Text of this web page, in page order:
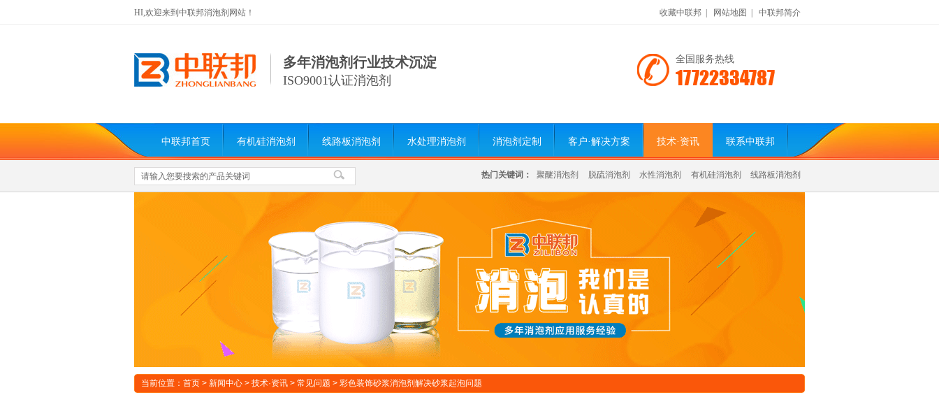
收藏中联邦 网站地图 中联邦简介
HI,欢迎来到中联邦消泡剂网站！
多年消泡剂行业技术沉淀
ISO9001认证消泡剂
全国服务热线
17722334787
中联邦首页 有机硅消泡剂 线路板消泡剂 水处理消泡剂 消泡剂定制 客户·解决方案 技术·资讯 联系中联邦
热门关键词： 聚醚消泡剂 脱硫消泡剂 水性消泡剂 有机硅消泡剂 线路板消泡剂
当前位置： 首页 > 新闻中心 > 技术·资讯 > 常见问题 > 彩色装饰砂浆消泡剂解决砂浆起泡问题